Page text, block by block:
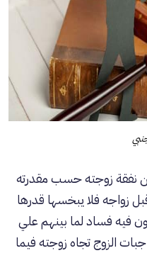
نفقة زوجته حسب مقدرته
زواجه فلا يبخسها قدرها
فيه فساد لما بينهم علي
الزوج تجاه زوجته فيما